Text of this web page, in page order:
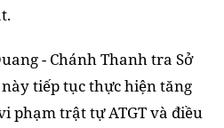
- Chánh Thanh tra Sở
này tiếp tục thực hiện tăng
phạm trật tự ATGT và điều